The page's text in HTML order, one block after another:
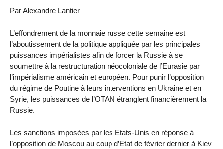
Par Alexandre Lantier
L’effondrement de la monnaie russe cette semaine est
l’aboutissement de la politique appliquée par les principales
puissances impérialistes afin de forcer la Russie à se
soumettre à la restructuration néocoloniale de l’Eurasie par
l’impérialisme américain et européen. Pour punir l’opposition
du régime de Poutine à leurs interventions en Ukraine et en
Syrie, les puissances de l’OTAN étranglent financièrement la
Russie.
Les sanctions imposées par les Etats-Unis en réponse à
l’opposition de Moscou au coup d’Etat de février dernier à Kiev